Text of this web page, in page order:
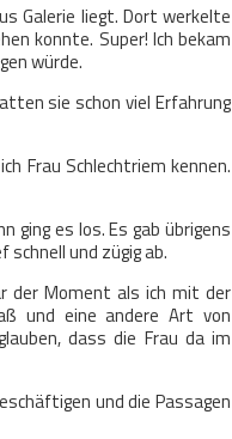
Galerie liegt. Dort werkelte
konnte. Super! Ich bekam
würde.
sie schon viel Erfahrung
Frau Schlechtriem kennen.
ging es los. Es gab übrigens
und zügig ab.
der Moment als ich mit der
und eine andere Art von
dass die Frau da im
und die Passagen